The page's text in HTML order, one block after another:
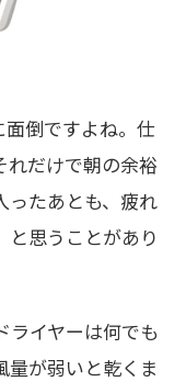
倒ですよね。仕
れだけで朝の余裕
ったあとも、疲れ
思うことがあり
ライヤーは何でも
量が弱いと乾くま